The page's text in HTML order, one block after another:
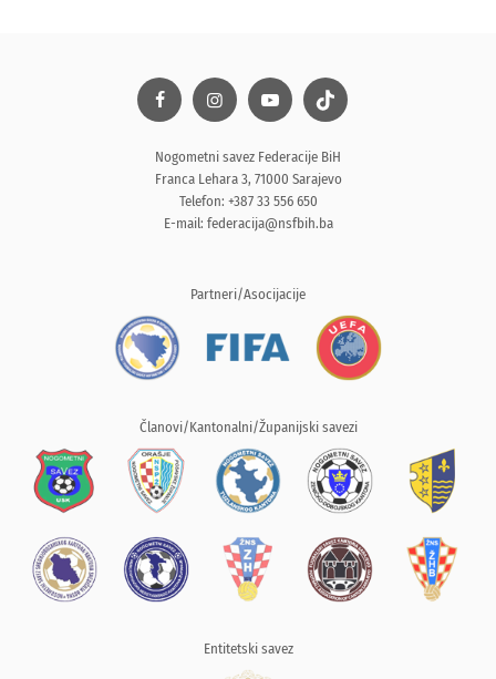
Nogometni savez Federacije BiH
Franca Lehara 3, 71000 Sarajevo
Telefon: +387 33 556 650
E-mail: federacija@nsfbih.ba
Partneri/Asocijacije
Članovi/Kantonalni/Županijski savezi
Entitetski savez